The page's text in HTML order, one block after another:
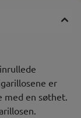
er
med en søthet.